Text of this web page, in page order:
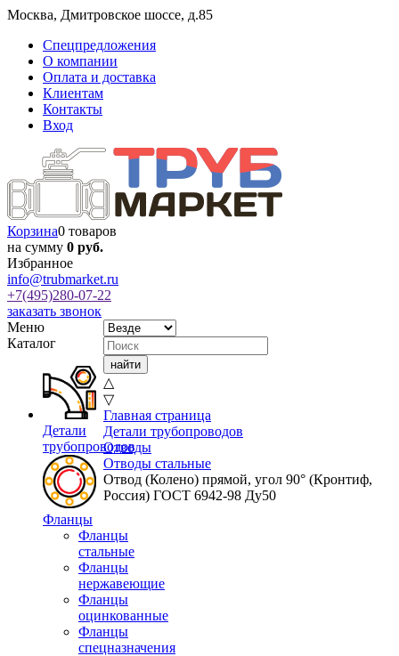
Москва, Дмитровское шоссе, д.85
Спецпредложения
О компании
Оплата и доставка
Клиентам
Контакты
Вход
Корзина0 товаров
на сумму 0 руб.
Избранное
info@trubmarket.ru
+7(495)280-07-22
заказать звонок
Меню
Каталог
Детали
трубопроводов
Фланцы
Фланцы
стальные
Фланцы
нержавеющие
Фланцы
оцинкованные
Фланцы
спецназначения
△
▽
Главная страница
Детали трубопроводов
Отводы
Отводы стальные
Отвод (Колено) прямой, угол 90° (Кронтиф,
Россия) ГОСТ 6942-98 Ду50